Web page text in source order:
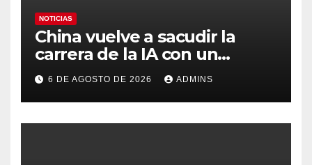
NOTICIAS
China vuelve a sacudir la
carrera de la IA con un
modelo capaz de trabajar
durante días sin intervención
humana
6 DE AGOSTO DE 2026 ADMINS